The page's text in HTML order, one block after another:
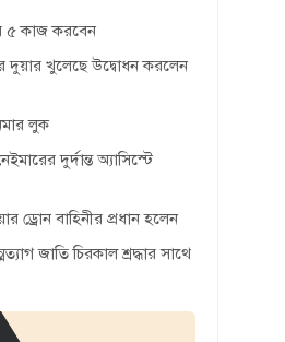
৫ কাজ করবেন
দুয়ার খুলেছে উদ্বোধন করলেন
লুক
দুর্দান্ত অ্যাসিস্টে
ড্রোন বাহিনীর প্রধান হলেন
জাতি চিরকাল শ্রদ্ধার সাথে